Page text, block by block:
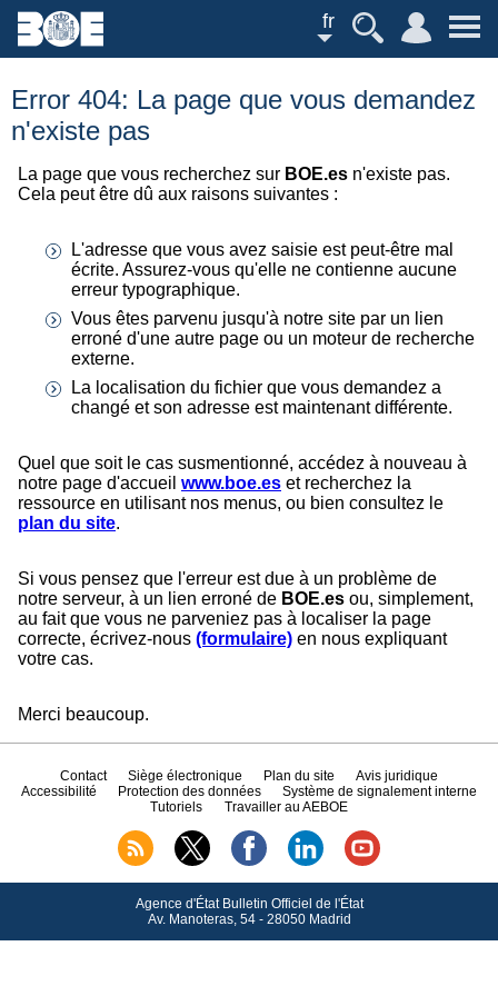
fr
Error 404: La page que vous demandez
n'existe pas
La page que vous recherchez sur BOE.es n'existe pas.
Cela peut être dû aux raisons suivantes :
L'adresse que vous avez saisie est peut-être mal
écrite. Assurez-vous qu'elle ne contienne aucune
erreur typographique.
Vous êtes parvenu jusqu'à notre site par un lien
erroné d'une autre page ou un moteur de recherche
externe.
La localisation du fichier que vous demandez a
changé et son adresse est maintenant différente.
Quel que soit le cas susmentionné, accédez à nouveau à
notre page d'accueil www.boe.es et recherchez la
ressource en utilisant nos menus, ou bien consultez le
plan du site.
Si vous pensez que l'erreur est due à un problème de
notre serveur, à un lien erroné de BOE.es ou, simplement,
au fait que vous ne parveniez pas à localiser la page
correcte, écrivez-nous (formulaire) en nous expliquant
votre cas.
Merci beaucoup.
Contact Siège électronique Plan du site
Avis juridique
Accessibilité
Protection des données
Système de signalement interne
Tutoriels
Travailler au AEBOE
Agence d'État Bulletin Officiel de l'État
Av.Manoteras, 54 - 28050 Madrid